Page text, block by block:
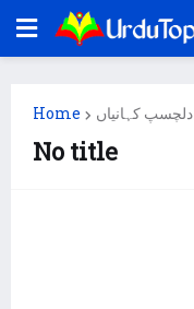
Home دلچسپ کہانیاں
No title